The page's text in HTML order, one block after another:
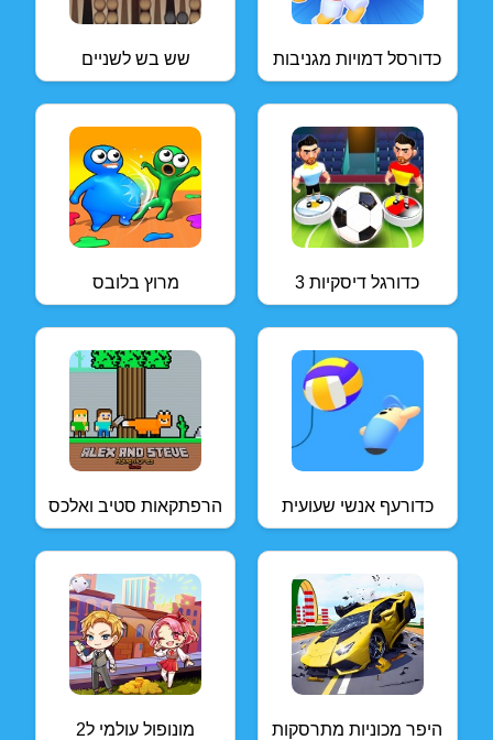
שש בש לשניים כדורסל דמויות מגניבות
מרוץ בלובס כדורגל דיסקיות 3
הרפתקאות סטיב ואלכס כדורעף אנשי שעועית
מונופול עולמי ל2 היפר מכוניות מתרסקות